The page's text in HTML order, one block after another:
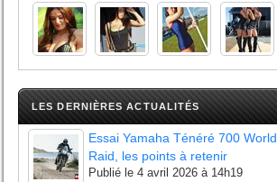
LES DERNIÈRES ACTUALITÉS
Essai Yamaha Ténéré 700 World
Raid, les points à retenir
Publié le 4 avril 2026 à 14h19